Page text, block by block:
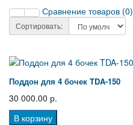
Сравнение товаров (0)
Сортировать:
Поддон для 4 бочек TDA-150
30 000.00 р.
В корзину